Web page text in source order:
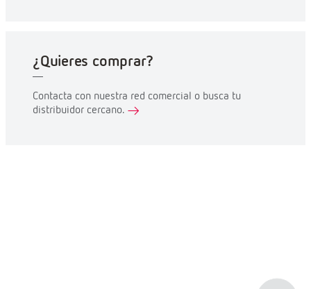
¿Quieres comprar?
Contacta con nuestra red comercial o busca tu
distribuidor cercano.